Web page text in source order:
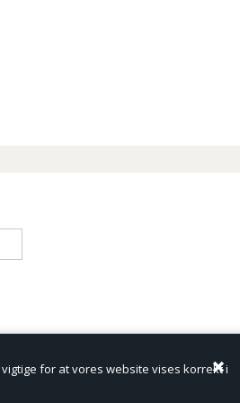
for at vores website vises korrekt i